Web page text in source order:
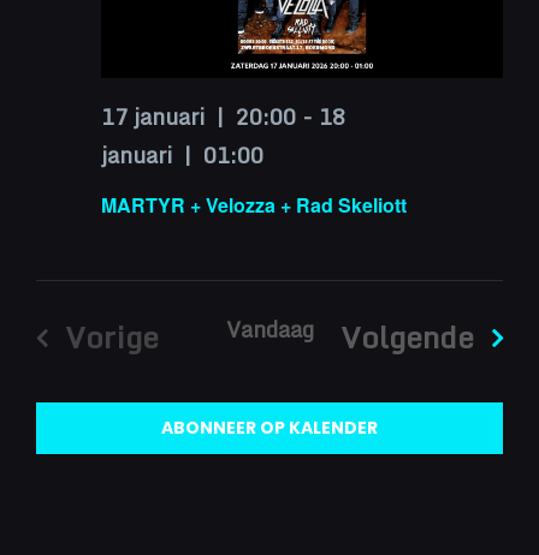
MARTYR + Velozza + Rad Skeliott
17 januari | 20:00 - 18
januari | 01:00
Vorige
Evenementen
Vandaag Volgende
ABONNEER OP KALENDER